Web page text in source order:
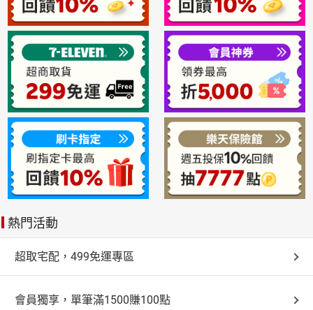
熱門活動
超取宅配，499免運專區
會員獨享，單筆滿1500賺100點